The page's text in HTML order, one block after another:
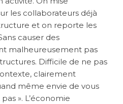
les collaborateurs déjà
et on reporte les
causer des
malheureusement pas
Difficile de ne pas
clairement
même envie de vous
». L’économie